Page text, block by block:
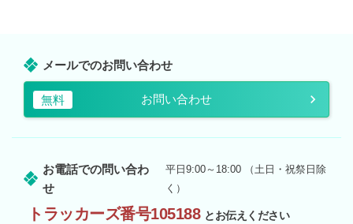
メールでのお問い合わせ
無料 お問い合わせ
お電話での問い合わ
せ
平日9:00～18:00 （土日・祝祭日除
く）
トラッカーズ番号105188 とお伝えください